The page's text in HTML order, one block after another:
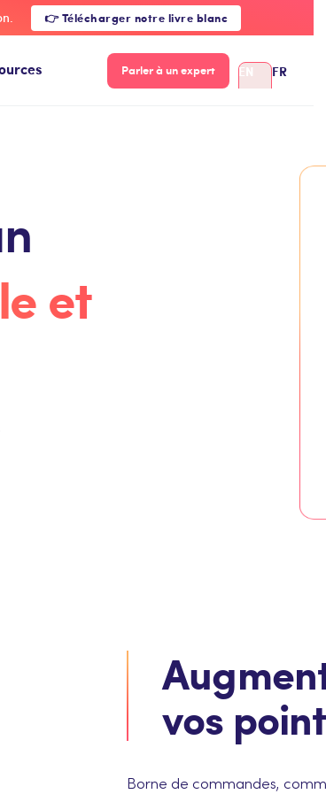
👉 Télécharger notre livre blanc
Parler à un expert EN FR
et
vos
Borne de commandes,